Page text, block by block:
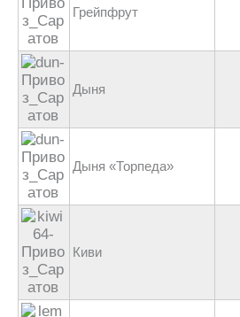
Грейпфрут
Дыня
Дыня «Торпеда»
Киви